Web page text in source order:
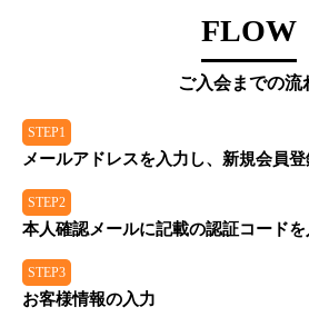
FLOW
ご入会までの流
STEP1
メールアドレスを入力し、新規会員登
STEP2
本人確認メールに記載の認証コードを
STEP3
お客様情報の入力